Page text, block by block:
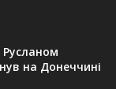
на Донеччині